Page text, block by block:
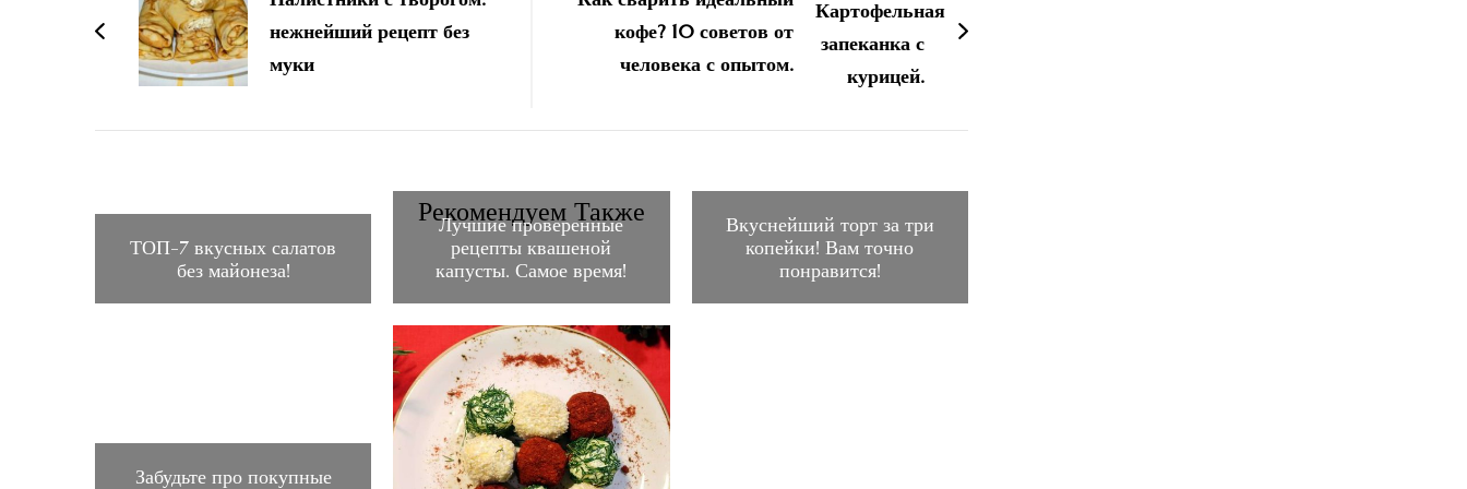
записям
нежнейший рецепт без
муки
кофе? 10 советов от
человека с опытом.
Рекомендуем Также
ТОП-7 вкусных салатов
без майонеза!
Лучшие проверенные
рецепты квашеной
капусты. Самое время!
Вкуснейший торт за три
копейки! Вам точно
понравится!
Забудьте про покупные